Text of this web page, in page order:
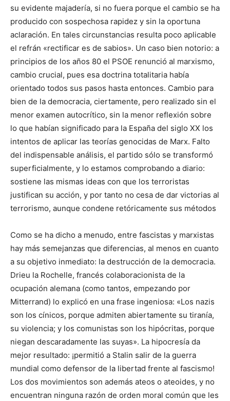
su evidente majadería, si no fuera porque el cambio se ha
producido con sospechosa rapidez y sin la oportuna
aclaración. En tales circunstancias resulta poco aplicable
el refrán «rectificar es de sabios». Un caso bien notorio: a
principios de los años 80 el PSOE renunció al marxismo,
cambio crucial, pues esa doctrina totalitaria había
orientado todos sus pasos hasta entonces. Cambio para
bien de la democracia, ciertamente, pero realizado sin el
menor examen autocrítico, sin la menor reflexión sobre
lo que habían significado para la España del siglo XX los
intentos de aplicar las teorías genocidas de Marx. Falto
del indispensable análisis, el partido sólo se transformó
superficialmente, y lo estamos comprobando a diario:
sostiene las mismas ideas con que los terroristas
justifican su acción, y por tanto no cesa de dar victorias al
terrorismo, aunque condene retóricamente sus métodos
Como se ha dicho a menudo, entre fascistas y marxistas
hay más semejanzas que diferencias, al menos en cuanto
a su objetivo inmediato: la destrucción de la democracia.
Drieu la Rochelle, francés colaboracionista de la
ocupación alemana (como tantos, empezando por
Mitterrand) lo explicó en una frase ingeniosa: «Los nazis
son los cínicos, porque admiten abiertamente su tiranía,
su violencia; y los comunistas son los hipócritas, porque
niegan descaradamente las suyas». La hipocresía da
mejor resultado: ¡permitió a Stalin salir de la guerra
mundial como defensor de la libertad frente al fascismo!
Los dos movimientos son además ateos o ateoides, y no
encuentran ninguna razón de orden moral común que les